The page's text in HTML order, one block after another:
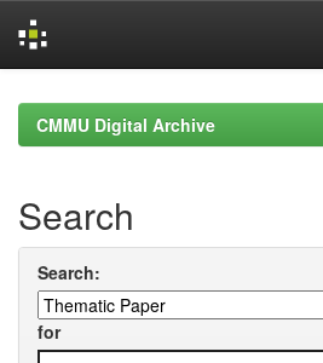
navigationCMMU Digital Archive
Search
Search:
for